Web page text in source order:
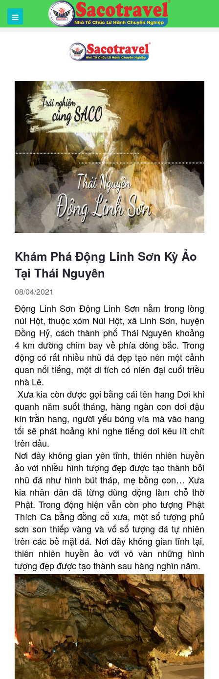
Khám Phá Động Linh Sơn Kỳ Ảo
Tại Thái Nguyên
08/04/2021
Động Linh Sơn Động Linh Sơn nằm trong lòng
núi Hột, thuộc xóm Núi Hột, xã Linh Sơn, huyện
Đồng Hỷ, cách thành phố Thái Nguyên khoảng
4 km đường chim bay về phía đông bắc. Trong
động có rất nhiều nhũ đá đẹp tạo nên một cảnh
quan nổi tiếng, một di tích có niên đại cuối triều
nhà Lê.
Xưa kia còn được gọi bằng cái tên hang Dơi khi
quanh năm suốt tháng, hàng ngàn con dơi đậu
kín trần hang, người yếu bóng vía mà vào hang
tối sẽ phát hoảng khi nghe tiếng dơi kêu lít chít
trên đầu.
Nơi đây không gian yên tĩnh, thiên nhiên huyền
ảo với nhiều hình tượng đẹp được tạo thành bởi
nhũ đá như hình bút tháp, mẹ bồng con… Xưa
kia nhân dân đã từng dùng động làm chỗ thờ
Phật. Trong động hiện vẫn còn pho tượng Phật
Thích Ca bằng đồng cổ xưa, một số tượng phủ
sơn son thiếp vàng và vố số tượng đá tự nhiên
trên các bề mặt đá. Nơi đây không gian tĩnh tại,
thiên nhiên huyền ảo với vô vàn những hình
tượng đẹp được tạo thành sau hàng nghìn năm.